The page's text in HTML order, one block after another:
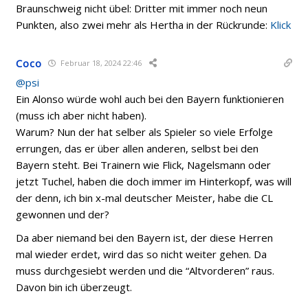
Braunschweig nicht übel: Dritter mit immer noch neun
Punkten, also zwei mehr als Hertha in der Rückrunde: Klick
Coco Februar 18, 2024 22:46
@psi
Ein Alonso würde wohl auch bei den Bayern funktionieren
(muss ich aber nicht haben).
Warum? Nun der hat selber als Spieler so viele Erfolge
errungen, das er über allen anderen, selbst bei den
Bayern steht. Bei Trainern wie Flick, Nagelsmann oder
jetzt Tuchel, haben die doch immer im Hinterkopf, was will
der denn, ich bin x-mal deutscher Meister, habe die CL
gewonnen und der?
Da aber niemand bei den Bayern ist, der diese Herren
mal wieder erdet, wird das so nicht weiter gehen. Da
muss durchgesiebt werden und die “Altvorderen” raus.
Davon bin ich überzeugt.